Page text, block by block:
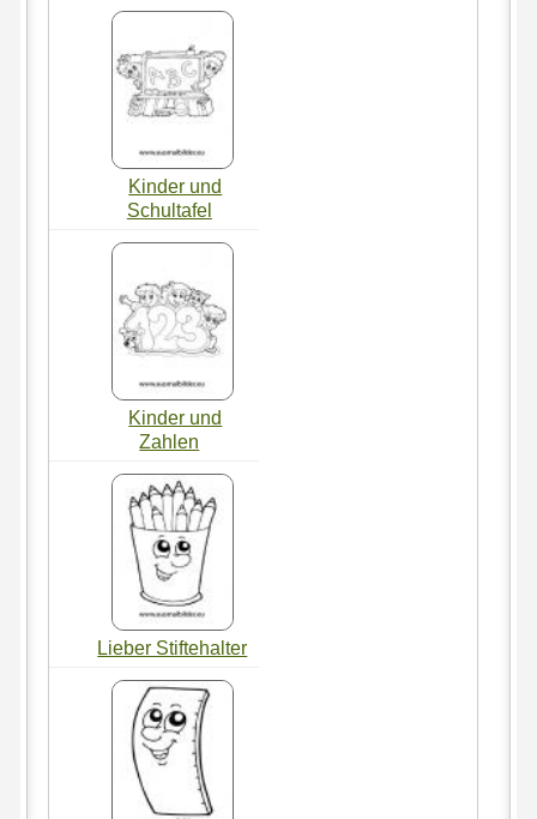
Kinder und
Schultafel
Kinder und
Zahlen
Lieber Stiftehalter